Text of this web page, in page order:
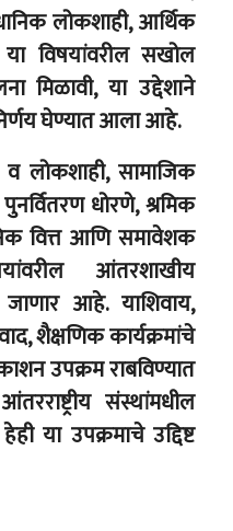
लोकशाही, आर्थिक
विषयांवरील सखोल
मिळावी, या उद्देशाने
घेण्यात आला आहे.
लोकशाही, सामाजिक
धोरणे, श्रमिक
वित्त आणि समावेशक
आंतरशाखीय
जाणार आहे. याशिवाय,
शैक्षणिक कार्यक्रमांचे
उपक्रम राबविण्यात
संस्थांमधील
या उपक्रमाचे उद्दिष्ट